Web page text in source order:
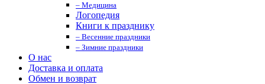
– Медицина
Логопедия
Книги к празднику
– Весенние праздники
– Зимние праздники
О нас
Доставка и оплата
Обмен и возврат